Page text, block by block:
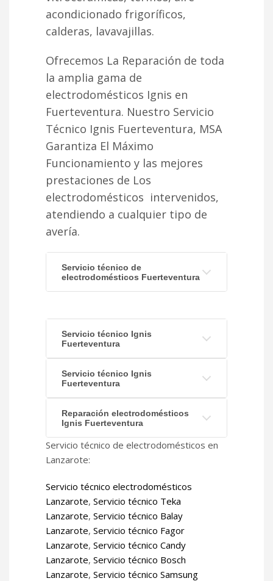
acondicionado frigoríficos,
calderas, lavavajillas.
Ofrecemos La Reparación de toda
la amplia gama de
electrodomésticos Ignis en
Fuerteventura. Nuestro Servicio
Técnico Ignis Fuerteventura, MSA
Garantiza El Máximo
Funcionamiento y las mejores
prestaciones de Los
electrodomésticos intervenidos,
atendiendo a cualquier tipo de
avería.
Servicio técnico de
electrodomésticos Fuerteventura
Servicio técnico Ignis
Fuerteventura
Servicio técnico Ignis
Fuerteventura
Reparación electrodomésticos
Ignis Fuerteventura
Servicio técnico de electrodomésticos en
Lanzarote:
Servicio técnico electrodomésticos
Lanzarote, Servicio técnico Teka
Lanzarote, Servicio técnico Balay
Lanzarote, Servicio técnico Fagor
Lanzarote, Servicio técnico Candy
Lanzarote, Servicio técnico Bosch
Lanzarote, Servicio técnico Samsung